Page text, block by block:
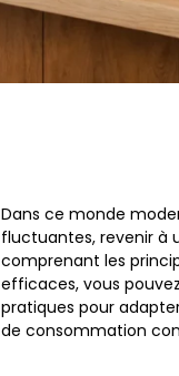
Dans ce monde
fluctuantes, revenir à
comprenant les
efficaces, vous
pratiques pour
de consommation